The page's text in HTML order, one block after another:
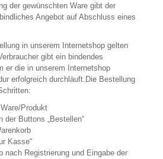
der gewünschten Ware gibt der
Angebot auf Abschluss eines
in unserem Internetshop gelten
gibt ein bindendes
er die in unserem Internetshop
erfolgreich durchläuft.Die Bestellung
Produkt
der Buttons „Bestellen“
Kasse“
nach Registrierung und Eingabe der